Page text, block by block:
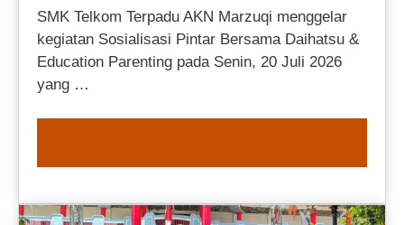
SMK Telkom Terpadu AKN Marzuqi menggelar
kegiatan Sosialisasi Pintar Bersama Daihatsu &
Education Parenting pada Senin, 20 Juli 2026
yang …